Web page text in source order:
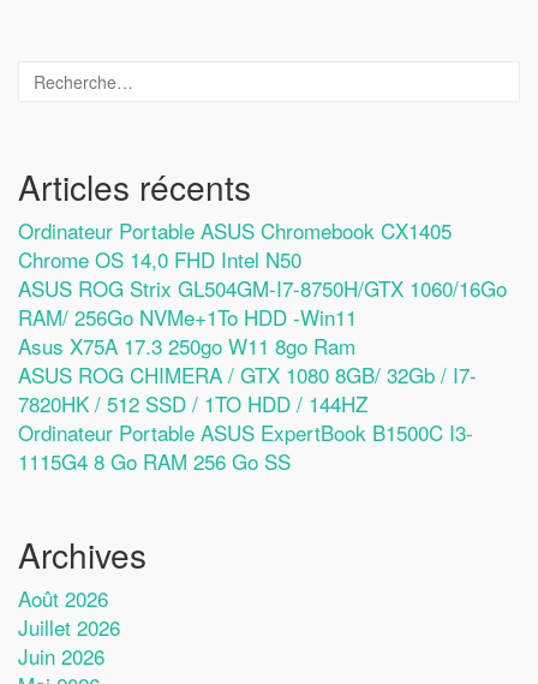
Articles récents
Ordinateur Portable ASUS Chromebook CX1405
Chrome OS 14,0 FHD Intel N50
ASUS ROG Strix GL504GM-I7-8750H/GTX 1060/16Go
RAM/ 256Go NVMe+1To HDD -Win11
Asus X75A 17.3 250go W11 8go Ram
ASUS ROG CHIMERA / GTX 1080 8GB/ 32Gb / I7-
7820HK / 512 SSD / 1TO HDD / 144HZ
Ordinateur Portable ASUS ExpertBook B1500C I3-
1115G4 8 Go RAM 256 Go SS
Archives
Août 2026
Juillet 2026
Juin 2026